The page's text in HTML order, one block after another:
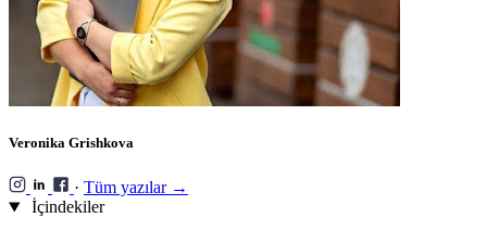
Veronika Grishkova
· Tüm yazılar →
İçindekiler